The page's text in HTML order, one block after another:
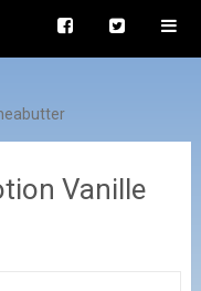
Vanille